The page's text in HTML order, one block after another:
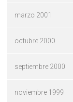
marzo 2001
octubre 2000
septiembre 2000
noviembre 1999